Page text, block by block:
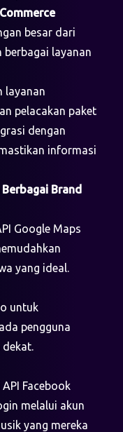
besar dari
berbagai layanan
layanan
pelacakan paket
dengan
informasi
Brand
Google Maps
yang ideal.
untuk
pengguna
dekat.
Facebook
melalui akun
yang mereka